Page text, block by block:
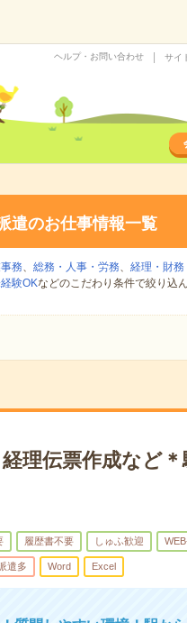
ヘルプ・お問い合わせ サイ
遣のお仕事情報一覧
務、 総務・人事・労務、 経理・財務
験OKなどのこだわり条件で絞り込
理伝票作成など＊
履歴書不要 しゅふ歓迎
遣多 Word Excel